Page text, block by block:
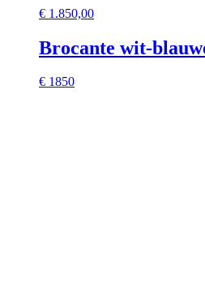
€ 1.850,00
Brocante wit-
€ 1850